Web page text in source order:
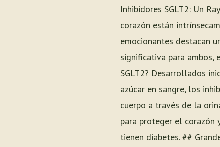
Inhibidores SGLT2: Un
corazón están
emocionantes destacan
significativa para ambos,
SGLT2? Desarrollados
azúcar en sangre, los
cuerpo a través de la
para proteger el corazón
tienen diabetes. ##